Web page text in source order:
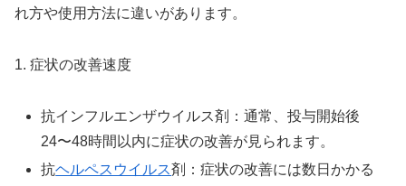
れ方や使用方法に違いがあります。
1. 症状の改善速度
抗インフルエンザウイルス剤：通常、投与開始後
24〜48時間以内に症状の改善が見られます。
抗ヘルペスウイルス剤：症状の改善には数日かかる